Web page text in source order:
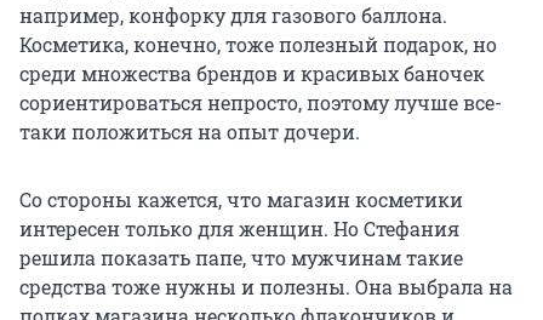
например, конфорку для газового баллона.
Косметика, конечно, тоже полезный подарок, но
среди множества брендов и красивых баночек
сориентироваться непросто, поэтому лучше все-
таки положиться на опыт дочери.
Со стороны кажется, что магазин косметики
интересен только для женщин. Но Стефания
решила показать папе, что мужчинам такие
средства тоже нужны и полезны. Она выбрала на